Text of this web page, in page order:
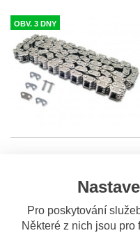
Pro poskytování
Některé z nich jsou
OBV. 3 DNY